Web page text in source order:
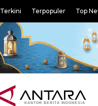
Terkini Terpopuler Top